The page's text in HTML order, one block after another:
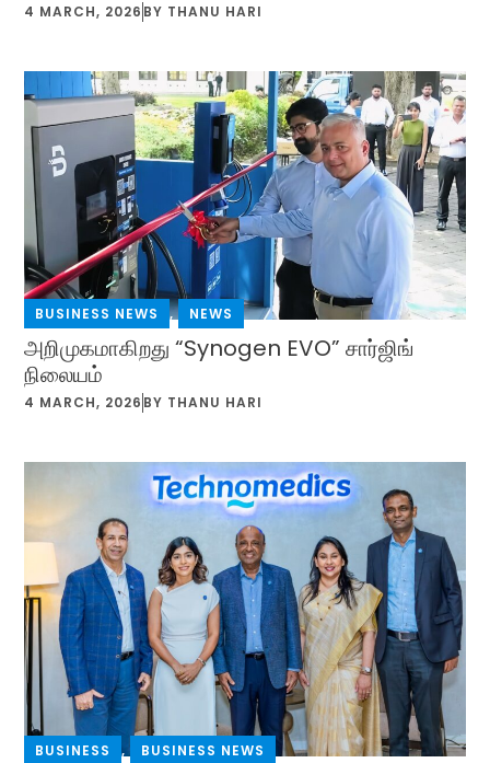
4 MARCH, 2026 BY THANU HARI
BUSINESS NEWS , NEWS
அறிமுகமாகிறது “Synogen EVO” சார்ஜிங்
நிலையம்
4 MARCH, 2026 BY THANU HARI
BUSINESS , BUSINESS NEWS